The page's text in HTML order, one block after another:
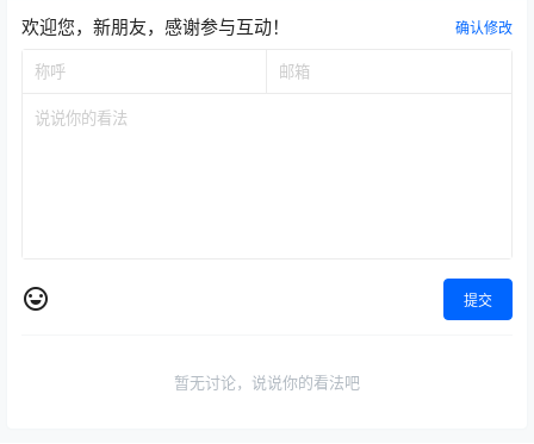
欢迎您，新朋友，感谢参与互动！ 确认修改
提交
暂无讨论，说说你的看法吧